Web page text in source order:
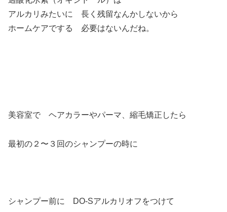
アルカリみたいに 長く残留なんかしないから
ホームケアでする 必要はないんだね。
美容室で ヘアカラーやパーマ、縮毛矯正したら
最初の２〜３回のシャンプーの時に
シャンプー前に DO-Sアルカリオフをつけて